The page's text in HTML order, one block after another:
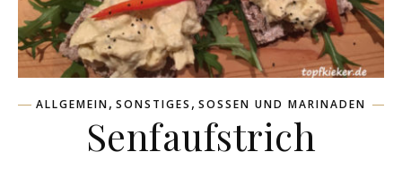
ALLGEMEIN, SONSTIGES , SOSSEN UND MARINADEN
Senfaufstrich